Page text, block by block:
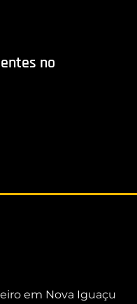
no
em Nova Iguaçu